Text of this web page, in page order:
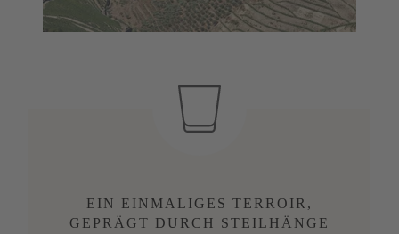
EIN EINMALIGES TERROIR,
GEPRÄGT DURCH STEILHÄNGE